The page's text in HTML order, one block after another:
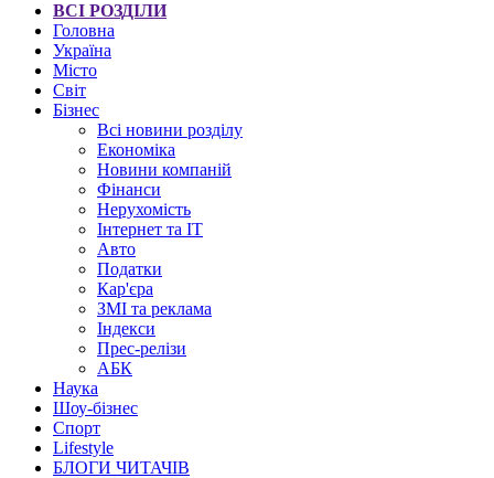
ВСІ РОЗДІЛИ
Головна
Україна
Місто
Світ
Бізнес
Всі новини розділу
Економіка
Новини компаній
Фінанси
Нерухомість
Інтернет та IT
Авто
Податки
Кар'єра
ЗМІ та реклама
Індекси
Прес-релізи
АБК
Наука
Шоу-бізнес
Спорт
Lifestyle
БЛОГИ ЧИТАЧІВ